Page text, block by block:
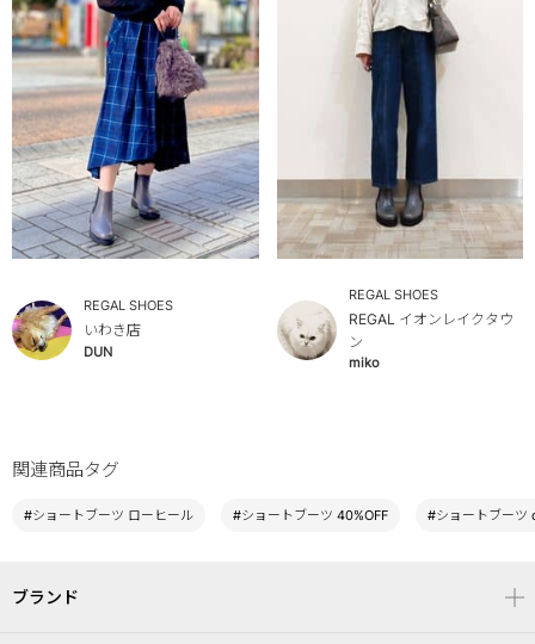
REGAL SHOES
いわき店
DUN
REGAL SHOES
REGAL イオンレイクタウ
ン
miko
関連商品タグ
#ショートブーツ ローヒール #ショートブーツ 40%OFF #ショートブーツ
ブランド